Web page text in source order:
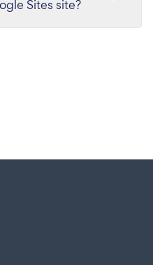
Sites site?